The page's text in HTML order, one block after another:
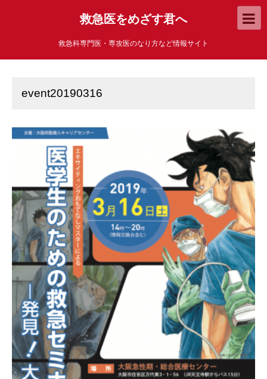
救急医をめざす君へ
救急科専門医・専攻医のなり方など情報サイト
event20190316